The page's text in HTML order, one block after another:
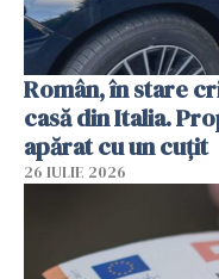
Român, în stare
casă din Italia.
apărat cu un cuțit
26 IULIE 2026